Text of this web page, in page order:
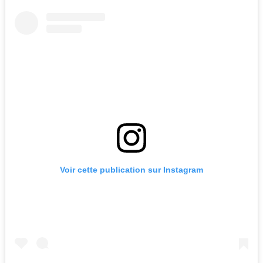
Voir cette publication sur Instagram